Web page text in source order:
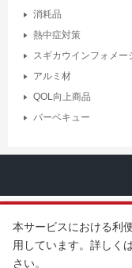
消耗品
熱中症対策
スギカウインフォメー
アルミ材
QOL向上商品
バーベキュー
本サービスにおける利
用しています。詳しく
さい。